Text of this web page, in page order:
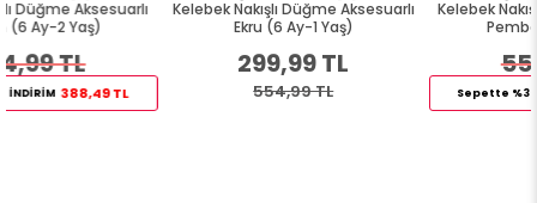
Kelebek Nakışlı Düğme Aksesuarlı
554,99 TL
Kelebek Nakışlı Düğme
Pembe (6 Ay-1 Yaş)
Sepette %30 İNDİRİM 388,49 TL